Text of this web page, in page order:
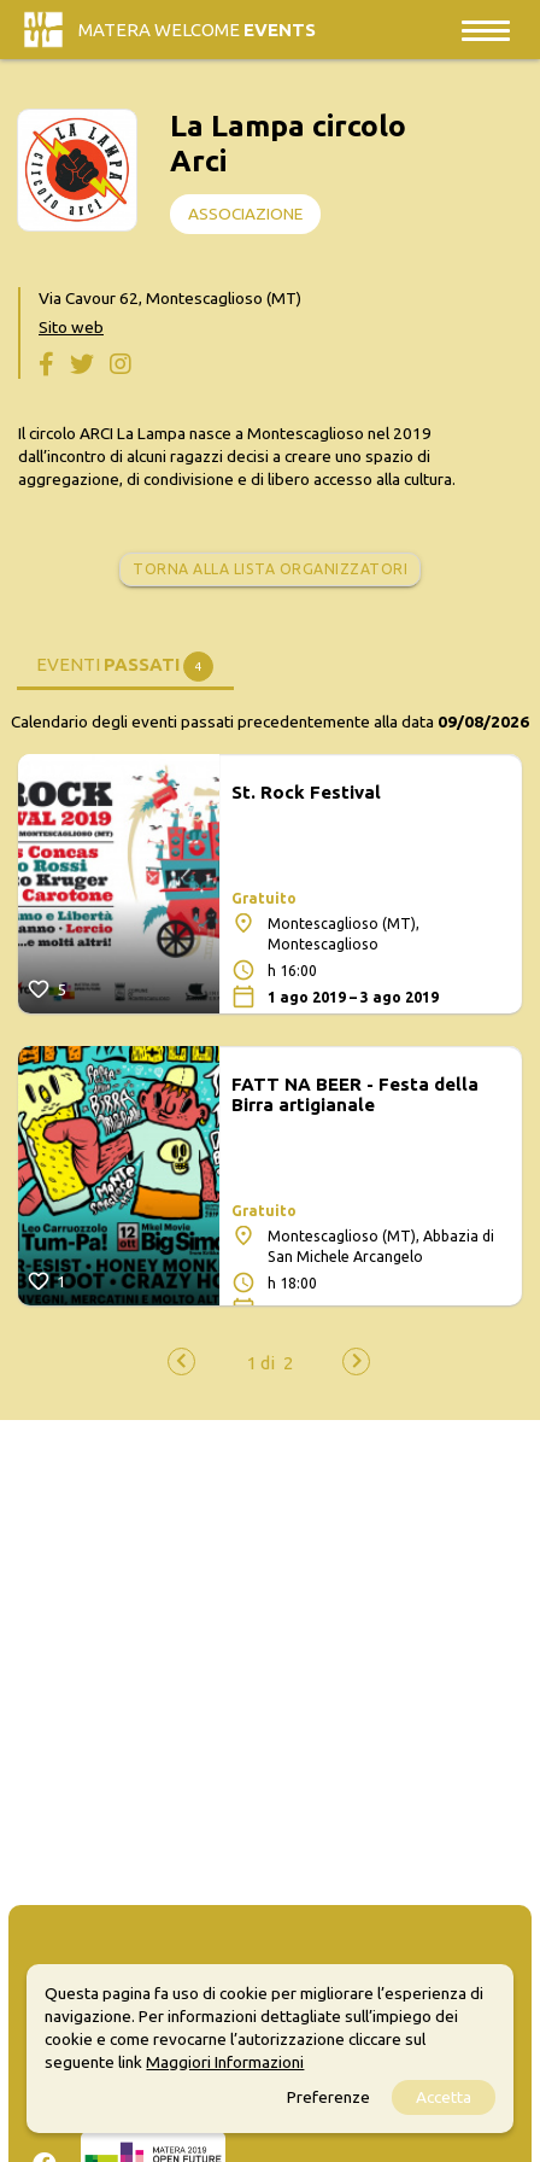
MATERA WELCOME EVENTS
La Lampa circolo
Arci
ASSOCIAZIONE
Via Cavour 62, Montescaglioso (MT)
Sito web
Il circolo ARCI La Lampa nasce a Montescaglioso nel 2019
dall’incontro di alcuni ragazzi decisi a creare uno spazio di
aggregazione, di condivisione e di libero accesso alla cultura.
TORNA ALLA LISTA ORGANIZZATORI
EVENTI PASSATI 4
Calendario degli eventi passati precedentemente alla data 09/08/2026
5
St. Rock Festival
Gratuito
Montescaglioso (MT),
Montescaglioso
h 16:00
1 ago 2019 – 3 ago 2019
1
FATT NA BEER - Festa della
Birra artigianale
Gratuito
Montescaglioso (MT), Abbazia di
San Michele Arcangelo
h 18:00
MATERA WELCOME EVENTS
Opendata
Questa pagina fa uso di cookie per migliorare l’esperienza di
navigazione. Per informazioni dettagliate sull’impiego dei
cookie e come revocarne l’autorizzazione cliccare sul
seguente linkMaggiori Informazioni
Preferenze
Accetta